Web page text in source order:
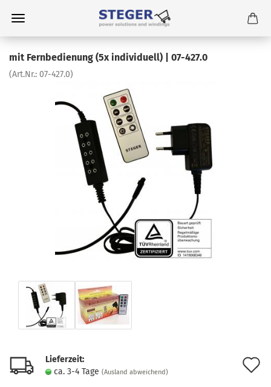
mit Fernbedienung (5x individuell) | 07-427.0
(Art.Nr.: 07-427.0)
Lieferzeit:
ca. 3-4 Tage (Ausland abweichend)